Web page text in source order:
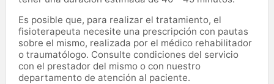
Es posible que, para realizar el tratamiento, el
fisioterapeuta necesite una prescripción con pautas
sobre el mismo, realizada por el médico rehabilitador
o traumatólogo. Consulte condiciones del servicio
con el prestador del mismo o con nuestro
departamento de atención al paciente.